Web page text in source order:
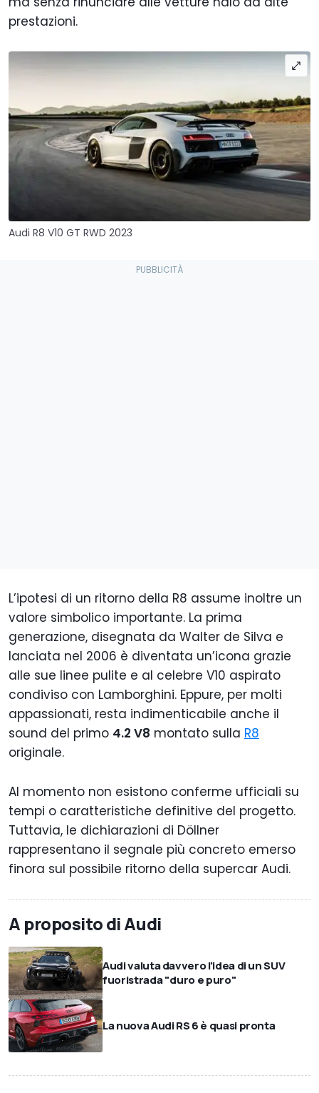
prestazioni.
Audi R8 V10 GT RWD 2023
L’ipotesi di un ritorno della R8 assume inoltre un
valore simbolico importante. La prima
generazione, disegnata da Walter de Silva e
lanciata nel 2006 è diventata un’icona grazie
alle sue linee pulite e al celebre V10 aspirato
condiviso con Lamborghini. Eppure, per molti
appassionati, resta indimenticabile anche il
sound del primo 4.2 V8 montato sulla R8
originale.
Al momento non esistono conferme ufficiali su
tempi o caratteristiche definitive del progetto.
Tuttavia, le dichiarazioni di Döllner
rappresentano il segnale più concreto emerso
finora sul possibile ritorno della supercar Audi.
A proposito di Audi
Audi valuta davvero l'idea di un SUV
fuoristrada "duro e puro"
La nuova Audi RS 6 è quasi pronta